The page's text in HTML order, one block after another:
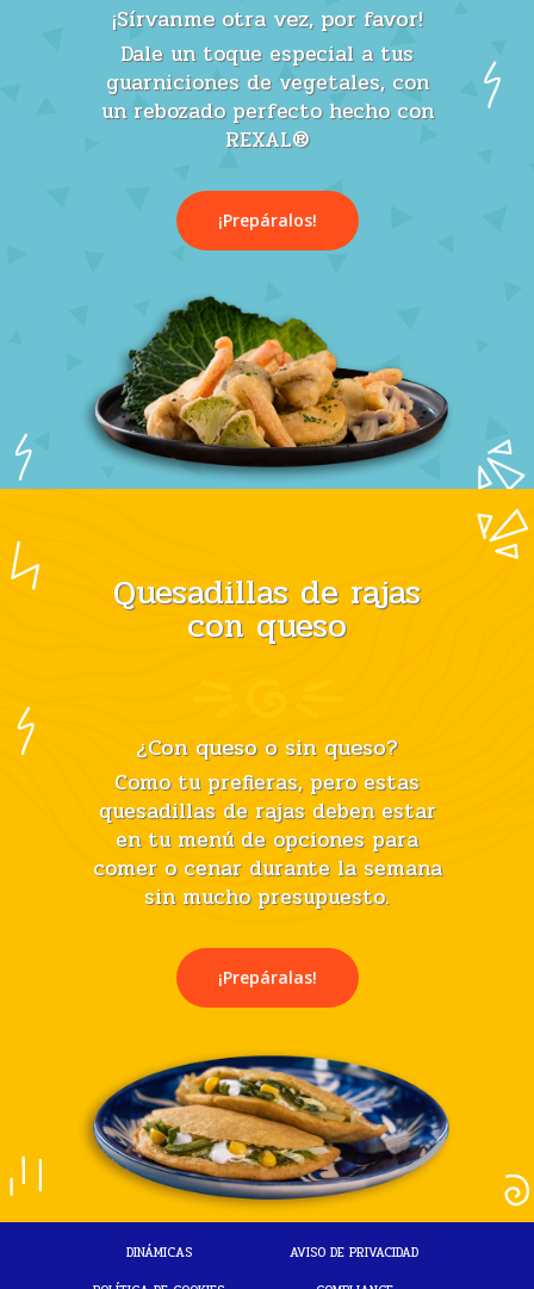
¡Sírvanme otra vez, por favor!
Dale un toque especial a tus
guarniciones de vegetales, con
un rebozado perfecto hecho con
REXAL®
¡Prepáralos!
Quesadillas de rajas
con queso
¿Con queso o sin queso?
Como tu prefieras, pero estas
quesadillas de rajas deben estar
en tu menú de opciones para
comer o cenar durante la semana
sin mucho presupuesto.
¡Prepáralas!
DINÁMICAS
AVISO DE PRIVACIDAD